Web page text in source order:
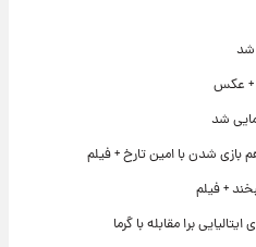
شد
+ عکس
شد
بازی شدن با امین تارخ + فیلم
+ فیلم
برا مقابله با گرما